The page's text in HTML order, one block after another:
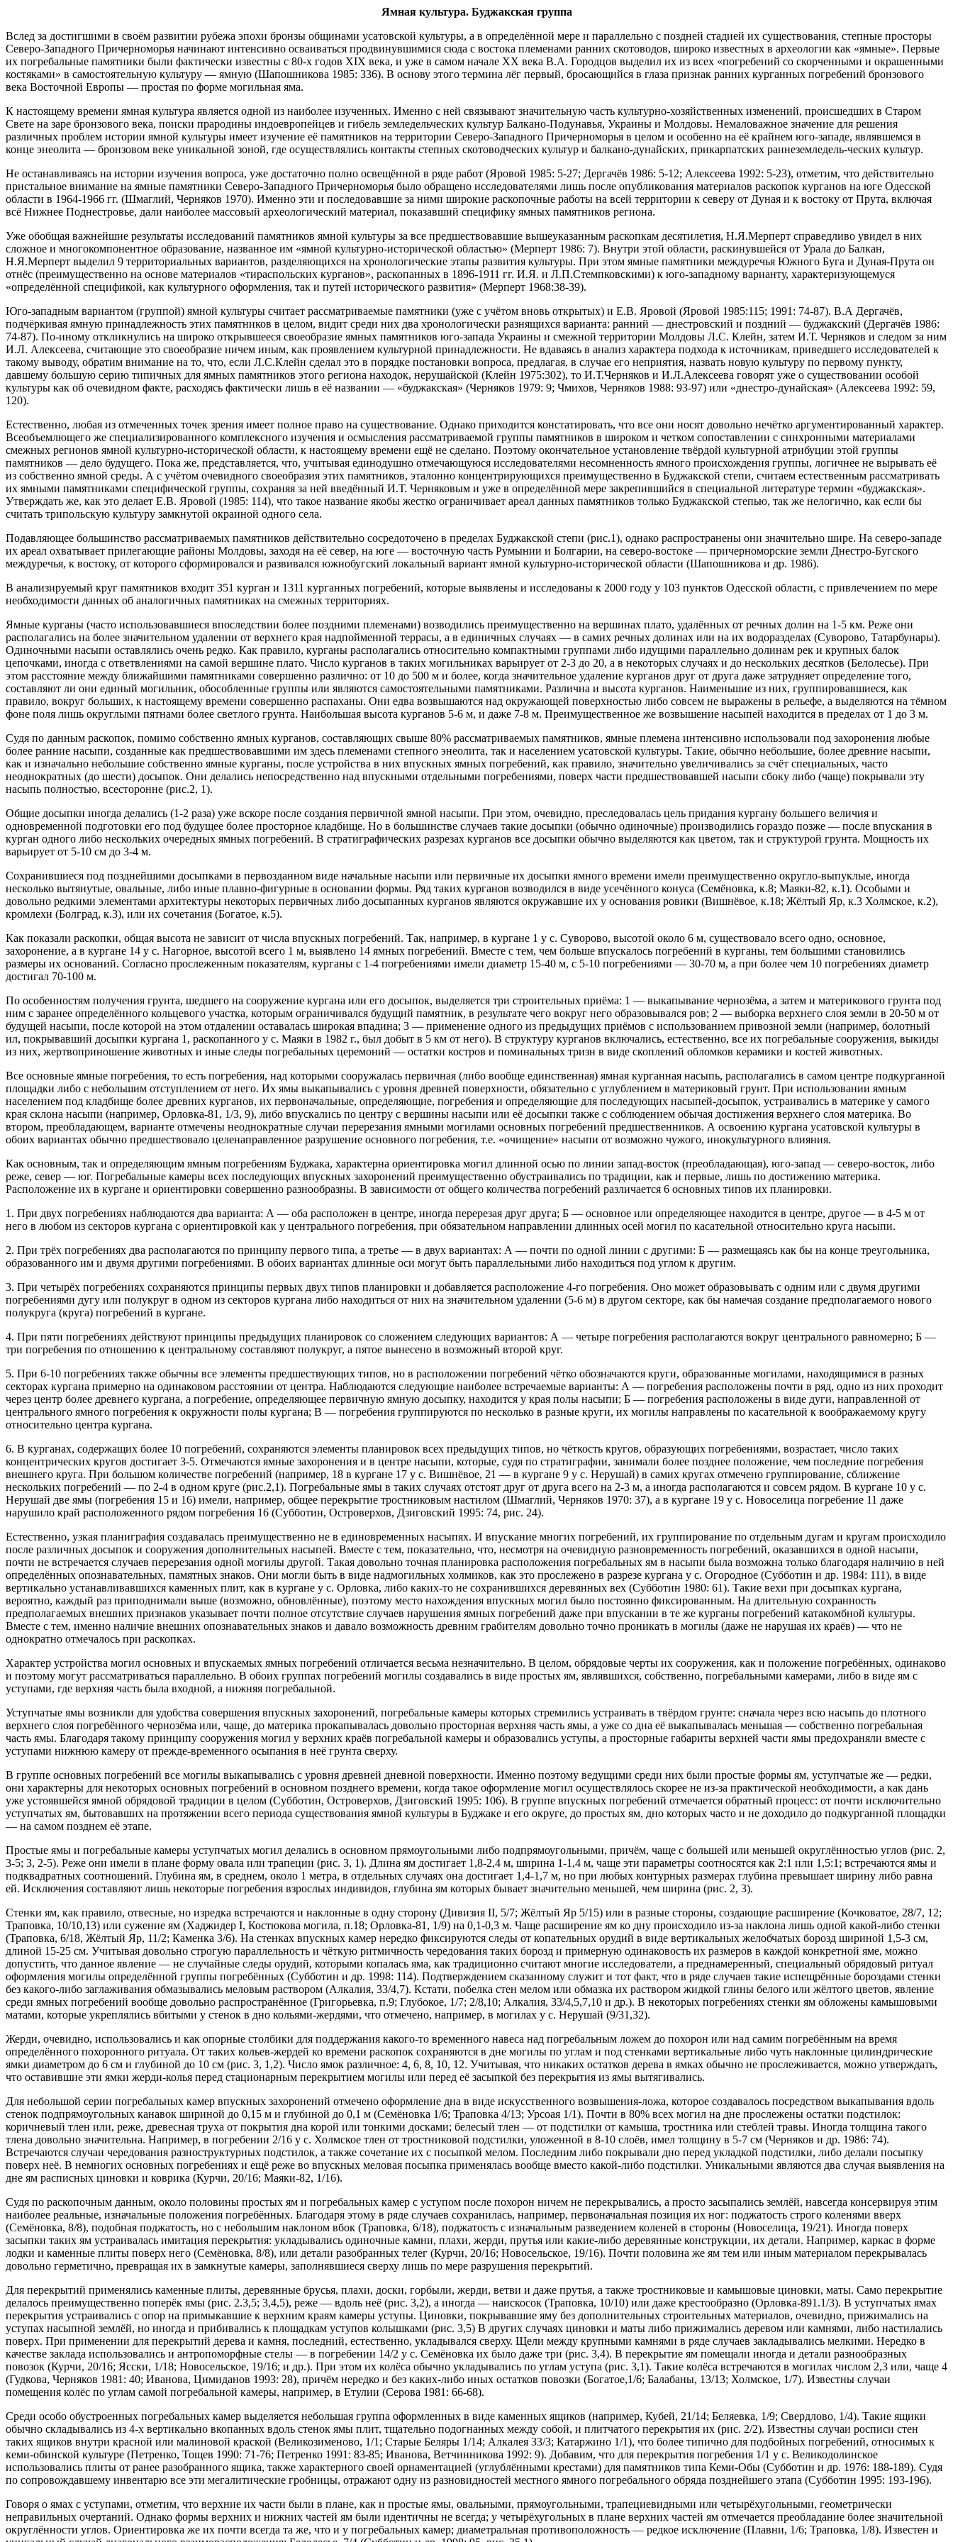
Ямная культура. Буджакская группа
Вслед за достигшими в своём развитии рубежа эпохи бронзы общинами усатовской культуры, а в определённой мере и параллельно с поздней стадией их существования, степные просторы
Северо-Западного Причерноморья начинают интенсивно осваиваться продвинувшимися сюда с востока племенами ранних скотоводов, широко известных в археологии как «ямные». Первые
их погребальные памятники были фактически известны с 80-х годов XIX века, и уже в самом начале XX века В.А. Городцов выделил их из всех «погребений со скорченными и окрашенными
костяками» в самостоятельную культуру — ямную (Шапошникова 1985: 336). В основу этого термина лёг первый, бросающийся в глаза признак ранних курганных погребений бронзового
века Восточной Европы — простая по форме могильная яма.
К настоящему времени ямная культура является одной из наиболее изученных. Именно с ней связывают значительную часть культурно-хозяйственных изменений, происшедших в Старом
Свете на заре бронзового века, поиски прародины индоевропейцев и гибель земледельческих культур Балкано-Подунавья, Украины и Молдовы. Немаловажное значение для решения
различных проблем истории ямной культуры имеет изучение её памятников на территории Северо-Западного Причерноморья в целом и особенно на её крайнем юго-западе, являвшемся в
конце энеолита — бронзовом веке уникальной зоной, где осуществлялись контакты степных скотоводческих культур и балкано-дунайских, прикарпатских раннеземледель-ческих культур.
Не останавливаясь на истории изучения вопроса, уже достаточно полно освещённой в ряде работ (Яровой 1985: 5-27; Дергачёв 1986: 5-12; Алексеева 1992: 5-23), отметим, что действительно
пристальное внимание на ямные памятники Северо-Западного Причерноморья было обращено исследователями лишь после опубликования материалов раскопок курганов на юге Одесской
области в 1964-1966 гг. (Шмаглий, Черняков 1970). Именно эти и последовавшие за ними широкие раскопочные работы на всей территории к северу от Дуная и к востоку от Прута, включая
всё Нижнее Поднестровье, дали наиболее массовый археологический материал, показавший специфику ямных памятников региона.
Уже обобщая важнейшие результаты исследований памятников ямной культуры за все предшествовавшие вышеуказанным раскопкам десятилетия, Н.Я.Мерперт справедливо увидел в них
сложное и многокомпонентное образование, названное им «ямной культурно-исторической областью» (Мерперт 1986: 7). Внутри этой области, раскинувшейся от Урала до Балкан,
Н.Я.Мерперт выделил 9 территориальных вариантов, разделяющихся на хронологические этапы развития культуры. При этом ямные памятники междуречья Южного Буга и Дуная-Прута он
отнёс (преимущественно на основе материалов «тираспольских курганов», раскопанных в 1896-1911 гг. И.Я. и Л.П.Стемпковскими) к юго-западному варианту, характеризующемуся
«определённой спецификой, как культурного оформления, так и путей исторического развития» (Мерперт 1968:38-39).
Юго-западным вариантом (группой) ямной культуры считает рассматриваемые памятники (уже с учётом вновь открытых) и Е.В. Яровой (Яровой 1985:115; 1991: 74-87). В.А Дергачёв,
подчёркивая ямную принадлежность этих памятников в целом, видит среди них два хронологически разнящихся варианта: ранний — днестровский и поздний — буджакский (Дергачёв 1986:
74-87). По-иному откликнулись на широко открывшееся своеобразие ямных памятников юго-запада Украины и смежной территории Молдовы Л.С. Клейн, затем И.Т. Черняков и следом за ним
И.Л. Алексеева, считающие это своеобразие ничем иным, как проявлением культурной принадлежности. Не вдаваясь в анализ характера подхода к источникам, приведшего исследователей к
такому выводу, обратим внимание на то, что, если Л.С.Клейн сделал это в порядке постановки вопроса, предлагая, в случае его неприятия, назвать новую культуру по первому пункту,
давшему большую серию типичных для ямных памятников этого региона находок, нерушайской (Клейн 1975:302), то И.Т.Черняков и И.Л.Алексеева говорят уже о существовании особой
культуры как об очевидном факте, расходясь фактически лишь в её названии — «буджакская» (Черняков 1979: 9; Чмихов, Черняков 1988: 93-97) или «днестро-дунайская» (Алексеева 1992: 59,
120).
Естественно, любая из отмеченных точек зрения имеет полное право на существование. Однако приходится констатировать, что все они носят довольно нечётко аргументированный характер.
Всеобъемлющего же специализированного комплексного изучения и осмысления рассматриваемой группы памятников в широком и четком сопоставлении с синхронными материалами
смежных регионов ямной культурно-исторической области, к настоящему времени ещё не сделано. Поэтому окончательное установление твёрдой культурной атрибуции этой группы
памятников — дело будущего. Пока же, представляется, что, учитывая единодушно отмечающуюся исследователями несомненность ямного происхождения группы, логичнее не вырывать её
из собственно ямной среды. А с учётом очевидного своеобразия этих памятников, эталонно концентрирующихся преимущественно в Буджакской степи, считаем естественным рассматривать
их ямными памятниками специфической группы, сохраняя за ней введённый И.Т. Черняковым и уже в определённой мере закрепившийся в специальной литературе термин «буджакская».
Утверждать же, как это делает Е.В. Яровой (1985: 114), что такое название якобы жестко ограничивает ареал данных памятников только Буджакской степью, так же нелогично, как если бы
считать трипольскую культуру замкнутой окраиной одного села.
Подавляющее большинство рассматриваемых памятников действительно сосредоточено в пределах Буджакской степи (рис.1), однако распространены они значительно шире. На северо-западе
их ареал охватывает прилегающие районы Молдовы, заходя на её север, на юге — восточную часть Румынии и Болгарии, на северо-востоке — причерноморские земли Днестро-Бугского
междуречья, к востоку, от которого сформировался и развивался южнобугский локальный вариант ямной культурно-исторической области (Шапошникова и др. 1986).
В анализируемый круг памятников входит 351 курган и 1311 курганных погребений, которые выявлены и исследованы к 2000 году у 103 пунктов Одесской области, с привлечением по мере
необходимости данных об аналогичных памятниках на смежных территориях.
Ямные курганы (часто использовавшиеся впоследствии более поздними племенами) возводились преимущественно на вершинах плато, удалённых от речных долин на 1-5 км. Реже они
располагались на более значительном удалении от верхнего края надпойменной террасы, а в единичных случаях — в самих речных долинах или на их водоразделах (Суворово, Татарбунары).
Одиночными насыпи оставлялись очень редко. Как правило, курганы располагались относительно компактными группами либо идущими параллельно долинам рек и крупных балок
цепочками, иногда с ответвлениями на самой вершине плато. Число курганов в таких могильниках варьирует от 2-3 до 20, а в некоторых случаях и до нескольких десятков (Белолесье). При
этом расстояние между ближайшими памятниками совершенно различно: от 10 до 500 м и более, когда значительное удаление курганов друг от друга даже затрудняет определение того,
составляют ли они единый могильник, обособленные группы или являются самостоятельными памятниками. Различна и высота курганов. Наименьшие из них, группировавшиеся, как
правило, вокруг больших, к настоящему времени совершенно распаханы. Они едва возвышаются над окружающей поверхностью либо совсем не выражены в рельефе, а выделяются на тёмном
фоне поля лишь округлыми пятнами более светлого грунта. Наибольшая высота курганов 5-6 м, и даже 7-8 м. Преимущественное же возвышение насыпей находится в пределах от 1 до 3 м.
Судя по данным раскопок, помимо собственно ямных курганов, составляющих свыше 80% рассматриваемых памятников, ямные племена интенсивно использовали под захоронения любые
более ранние насыпи, созданные как предшествовавшими им здесь племенами степного энеолита, так и населением усатовской культуры. Такие, обычно небольшие, более древние насыпи,
как и изначально небольшие собственно ямные курганы, после устройства в них впускных ямных погребений, как правило, значительно увеличивались за счёт специальных, часто
неоднократных (до шести) досыпок. Они делались непосредственно над впускными отдельными погребениями, поверх части предшествовавшей насыпи сбоку либо (чаще) покрывали эту
насыпь полностью, всесторонне (рис.2, 1).
Общие досыпки иногда делались (1-2 раза) уже вскоре после создания первичной ямной насыпи. При этом, очевидно, преследовалась цель придания кургану большего величия и
одновременной подготовки его под будущее более просторное кладбище. Но в большинстве случаев такие досыпки (обычно одиночные) производились гораздо позже — после впускания в
курган одного либо нескольких очередных ямных погребений. В стратиграфических разрезах курганов все досыпки обычно выделяются как цветом, так и структурой грунта. Мощность их
варьирует от 5-10 см до 3-4 м.
Сохранившиеся под позднейшими досыпками в первозданном виде начальные насыпи или первичные их досыпки ямного времени имели преимущественно округло-выпуклые, иногда
несколько вытянутые, овальные, либо иные плавно-фигурные в основании формы. Ряд таких курганов возводился в виде усечённого конуса (Семёновка, к.8; Маяки-82, к.1). Особыми и
довольно редкими элементами архитектуры некоторых первичных либо досыпанных курганов являются окружавшие их у основания ровики (Вишнёвое, к.18; Жёлтый Яр, к.3 Холмское, к.2),
кромлехи (Болград, к.3), или их сочетания (Богатое, к.5).
Как показали раскопки, общая высота не зависит от числа впускных погребений. Так, например, в кургане 1 у с. Суворово, высотой около 6 м, существовало всего одно, основное,
захоронение, а в кургане 14 у с. Нагорное, высотой всего 1 м, выявлено 14 ямных погребений. Вместе с тем, чем больше впускалось погребений в курганы, тем большими становились
размеры их оснований. Согласно прослеженным показателям, курганы с 1-4 погребениями имели диаметр 15-40 м, с 5-10 погребениями — 30-70 м, а при более чем 10 погребениях диаметр
достигал 70-100 м.
По особенностям получения грунта, шедшего на сооружение кургана или его досыпок, выделяется три строительных приёма: 1 — выкапывание чернозёма, а затем и материкового грунта под
ним с заранее определённого кольцевого участка, которым ограничивался будущий памятник, в результате чего вокруг него образовывался ров; 2 — выборка верхнего слоя земли в 20-50 м от
будущей насыпи, после которой на этом отдалении оставалась широкая впадина; 3 — применение одного из предыдущих приёмов с использованием привозной земли (например, болотный
ил, покрывавший досыпки кургана 1, раскопанного у с. Маяки в 1982 г., был добыт в 5 км от него). В структуру курганов включались, естественно, все их погребальные сооружения, выкиды
из них, жертвоприношение животных и иные следы погребальных церемоний — остатки костров и поминальных тризн в виде скоплений обломков керамики и костей животных.
Все основные ямные погребения, то есть погребения, над которыми сооружалась первичная (либо вообще единственная) ямная курганная насыпь, располагались в самом центре подкурганной
площадки либо с небольшим отступлением от него. Их ямы выкапывались с уровня древней поверхности, обязательно с углублением в материковый грунт. При использовании ямным
населением под кладбище более древних курганов, их первоначальные, определяющие, погребения и определяющие для последующих насыпей-досыпок, устраивались в материке у самого
края склона насыпи (например, Орловка-81, 1/3, 9), либо впускались по центру с вершины насыпи или её досыпки также с соблюдением обычая достижения верхнего слоя материка. Во
втором, преобладающем, варианте отмечены неоднократные случаи перерезания ямными могилами основных погребений предшественников. А освоению кургана усатовской культуры в
обоих вариантах обычно предшествовало целенаправленное разрушение основного погребения, т.е. «очищение» насыпи от возможно чужого, инокультурного влияния.
Как основным, так и определяющим ямным погребениям Буджака, характерна ориентировка могил длинной осью по линии запад-восток (преобладающая), юго-запад — северо-восток, либо
реже, север — юг. Погребальные камеры всех последующих впускных захоронений преимущественно обустраивались по традиции, как и первые, лишь по достижению материка.
Расположение их в кургане и ориентировки совершенно разнообразны. В зависимости от общего количества погребений различается 6 основных типов их планировки.
1. При двух погребениях наблюдаются два варианта: А — оба расположен в центре, иногда перерезая друг друга; Б — основное или определяющее находится в центре, другое — в 4-5 м от
него в любом из секторов кургана с ориентировкой как у центрального погребения, при обязательном направлении длинных осей могил по касательной относительно круга насыпи.
2. При трёх погребениях два располагаются по принципу первого типа, а третье — в двух вариантах: А — почти по одной линии с другими: Б — размещаясь как бы на конце треугольника,
образованного им и двумя другими погребениями. В обоих вариантах длинные оси могут быть параллельными либо находиться под углом к другим.
3. При четырёх погребениях сохраняются принципы первых двух типов планировки и добавляется расположение 4-го погребения. Оно может образовывать с одним или с двумя другими
погребениями дугу или полукруг в одном из секторов кургана либо находиться от них на значительном удалении (5-6 м) в другом секторе, как бы намечая создание предполагаемого нового
полукруга (круга) погребений в кургане.
4. При пяти погребениях действуют принципы предыдущих планировок со сложением следующих вариантов: А — четыре погребения располагаются вокруг центрального равномерно; Б —
три погребения по отношению к центральному составляют полукруг, а пятое вынесено в возможный второй круг.
5. При 6-10 погребениях также обычны все элементы предшествующих типов, но в расположении погребений чётко обозначаются круги, образованные могилами, находящимися в разных
секторах кургана примерно на одинаковом расстоянии от центра. Наблюдаются следующие наиболее встречаемые варианты: А — погребения расположены почти в ряд, одно из них проходит
через центр более древнего кургана, а погребение, определяющее первичную ямную досыпку, находится у края полы насыпи; Б — погребения расположены в виде дуги, направленной от
центрального ямного погребения к окружности полы кургана; В — погребения группируются по несколько в разные круги, их могилы направлены по касательной к воображаемому кругу
относительно центра кургана.
6. В курганах, содержащих более 10 погребений, сохраняются элементы планировок всех предыдущих типов, но чёткость кругов, образующих погребениями, возрастает, число таких
концентрических кругов достигает 3-5. Отмечаются ямные захоронения и в центре насыпи, которые, судя по стратиграфии, занимали более позднее положение, чем последние погребения
внешнего круга. При большом количестве погребений (например, 18 в кургане 17 у с. Вишнёвое, 21 — в кургане 9 у с. Нерушай) в самих кругах отмечено группирование, сближение
нескольких погребений — по 2-4 в одном круге (рис.2,1). Погребальные ямы в таких случаях отстоят друг от друга всего на 2-3 м, а иногда располагаются и совсем рядом. В кургане 10 у с.
Нерушай две ямы (погребения 15 и 16) имели, например, общее перекрытие тростниковым настилом (Шмаглий, Черняков 1970: 37), а в кургане 19 у с. Новоселица погребение 11 даже
нарушило край расположенного рядом погребения 16 (Субботин, Островерхов, Дзиговский 1995: 74, рис. 24).
Естественно, узкая планиграфия создавалась преимущественно не в единовременных насыпях. И впускание многих погребений, их группирование по отдельным дугам и кругам происходило
после различных досыпок и сооружения дополнительных насыпей. Вместе с тем, показательно, что, несмотря на очевидную разновременность погребений, оказавшихся в одной насыпи,
почти не встречается случаев перерезания одной могилы другой. Такая довольно точная планировка расположения погребальных ям в насыпи была возможна только благодаря наличию в ней
определённых опознавательных, памятных знаков. Они могли быть в виде надмогильных холмиков, как это прослежено в разрезе кургана у с. Огородное (Субботин и др. 1984: 111), в виде
вертикально устанавливавшихся каменных плит, как в кургане у с. Орловка, либо каких-то не сохранившихся деревянных вех (Субботин 1980: 61). Такие вехи при досыпках кургана,
вероятно, каждый раз приподнимали выше (возможно, обновлённые), поэтому место нахождения впускных могил было постоянно фиксированным. На длительную сохранность
предполагаемых внешних признаков указывает почти полное отсутствие случаев нарушения ямных погребений даже при впускании в те же курганы погребений катакомбной культуры.
Вместе с тем, именно наличие внешних опознавательных знаков и давало возможность древним грабителям довольно точно проникать в могилы (даже не нарушая их краёв) — что не
однократно отмечалось при раскопках.
Характер устройства могил основных и впускаемых ямных погребений отличается весьма незначительно. В целом, обрядовые черты их сооружения, как и положение погребённых, одинаково
и поэтому могут рассматриваться параллельно. В обоих группах погребений могилы создавались в виде простых ям, являвшихся, собственно, погребальными камерами, либо в виде ям с
уступами, где верхняя часть была входной, а нижняя погребальной.
Уступчатые ямы возникли для удобства совершения впускных захоронений, погребальные камеры которых стремились устраивать в твёрдом грунте: сначала через всю насыпь до плотного
верхнего слоя погребённого чернозёма или, чаще, до материка прокапывалась довольно просторная верхняя часть ямы, а уже со дна её выкапывалась меньшая — собственно погребальная
часть ямы. Благодаря такому принципу сооружения могил у верхних краёв погребальной камеры и образовались уступы, а просторные габариты верхней части ямы предохраняли вместе с
уступами нижнюю камеру от прежде-временного осыпания в неё грунта сверху.
В группе основных погребений все могилы выкапывались с уровня древней дневной поверхности. Именно поэтому ведущими среди них были простые формы ям, уступчатые же — редки,
они характерны для некоторых основных погребений в основном позднего времени, когда такое оформление могил осуществлялось скорее не из-за практической необходимости, а как дань
уже устоявшейся ямной обрядовой традиции в целом (Субботин, Островерхов, Дзиговский 1995: 106). В группе впускных погребений отмечается обратный процесс: от почти исключительно
уступчатых ям, бытовавших на протяжении всего периода существования ямной культуры в Буджаке и его округе, до простых ям, дно которых часто и не доходило до подкурганной площадки
— на самом позднем её этапе.
Простые ямы и погребальные камеры уступчатых могил делались в основном прямоугольными либо подпрямоугольными, причём, чаще с большей или меньшей округлённостью углов (рис. 2,
3-5; 3, 2-5). Реже они имели в плане форму овала или трапеции (рис. 3, 1). Длина ям достигает 1,8-2,4 м, ширина 1-1,4 м, чаще эти параметры соотносятся как 2:1 или 1,5:1; встречаются ямы и
подквадратных соотношений. Глубина ям, в среднем, около 1 метра, в отдельных случаях она достигает 1,4-1,7 м, но при любых контурных размерах глубина превышает ширину либо равна
ей. Исключения составляют лишь некоторые погребения взрослых индивидов, глубина ям которых бывает значительно меньшей, чем ширина (рис. 2, 3).
Стенки ям, как правило, отвесные, но изредка встречаются и наклонные в одну сторону (Дивизия II, 5/7; Жёлтый Яр 5/15) или в разные стороны, создающие расширение (Кочковатое, 28/7, 12;
Траповка, 10/10,13) или сужение ям (Хаджидер I, Костюкова могила, п.18; Орловка-81, 1/9) на 0,1-0,3 м. Чаще расширение ям ко дну происходило из-за наклона лишь одной какой-либо стенки
(Траповка, 6/18, Жёлтый Яр, 11/2; Каменка 3/6). На стенках впускных камер нередко фиксируются следы от копательных орудий в виде вертикальных желобчатых борозд шириной 1,5-3 см,
длиной 15-25 см. Учитывая довольно строгую параллельность и чёткую ритмичность чередования таких борозд и примерную одинаковость их размеров в каждой конкретной яме, можно
допустить, что данное явление — не случайные следы орудий, которыми копалась яма, как традиционно считают многие исследователи, а преднамеренный, специальный обрядовый ритуал
оформления могилы определённой группы погребённых (Субботин и др. 1998: 114). Подтверждением сказанному служит и тот факт, что в ряде случаев такие испещрённые бороздами стенки
без какого-либо заглаживания обмазывались меловым раствором (Алкалия, 33/4,7). Кстати, побелка стен мелом или обмазка их раствором жидкой глины белого или жёлтого цветов, явление
среди ямных погребений вообще довольно распространённое (Григорьевка, п.9; Глубокое, 1/7; 2/8,10; Алкалия, 33/4,5,7,10 и др.). В некоторых погребениях стенки ям обложены камышовыми
матами, которые укреплялись вбитыми у стенок в дно кольями-жердями, что отмечено, например, в могилах у с. Нерушай (9/31,32).
Жерди, очевидно, использовались и как опорные столбики для поддержания какого-то временного навеса над погребальным ложем до похорон или над самим погребённым на время
определённого похоронного ритуала. От таких кольев-жердей ко времени раскопок сохраняются в дне могилы по углам и под стенками вертикальные либо чуть наклонные цилиндрические
ямки диаметром до 6 см и глубиной до 10 см (рис. 3, 1,2). Число ямок различное: 4, 6, 8, 10, 12. Учитывая, что никаких остатков дерева в ямках обычно не прослеживается, можно утверждать,
что оставившие эти ямки жерди-колья перед стационарным перекрытием могилы или перед её засыпкой без перекрытия из ямы вытягивались.
Для небольшой серии погребальных камер впускных захоронений отмечено оформление дна в виде искусственного возвышения-ложа, которое создавалось посредством выкапывания вдоль
стенок подпрямоугольных канавок шириной до 0,15 м и глубиной до 0,1 м (Семёновка 1/6; Траповка 4/13; Урсоая 1/1). Почти в 80% всех могил на дне прослежены остатки подстилок:
коричневый тлен или, реже, древесная труха от покрытия дна корой или тонкими досками; белесый тлен — от подстилки от камыша, тростника или стеблей травы. Иногда толщина такого
тлена довольно значительна. Например, в погребении 2/16 у с. Холмское тлен от тростниковой подстилки, уложенной в 8-10 слоёв, имел толщину в 5-7 см (Черняков и др. 1986: 74).
Встречаются случаи чередования разноструктурных подстилок, а также сочетание их с посыпкой мелом. Последним либо покрывали дно перед укладкой подстилки, либо делали посыпку
поверх неё. В немногих основных погребениях и ещё реже во впускных меловая посыпка применялась вообще вместо какой-либо подстилки. Уникальными являются два случая выявления на
дне ям расписных циновки и коврика (Курчи, 20/16; Маяки-82, 1/16).
Судя по раскопочным данным, около половины простых ям и погребальных камер с уступом после похорон ничем не перекрывались, а просто засыпались землёй, навсегда консервируя этим
наиболее реальные, изначальные положения погребённых. Благодаря этому в ряде случаев сохранилась, например, первоначальная позиция их ног: поджатость строго коленями вверх
(Семёновка, 8/8), подобная поджатость, но с небольшим наклоном вбок (Траповка, 6/18), поджатость с изначальным разведением коленей в стороны (Новоселица, 19/21). Иногда поверх
засыпки таких ям устраивалась имитация перекрытия: укладывались одиночные камни, плахи, жерди, прутья или какие-либо деревянные конструкции, их детали. Например, каркас в форме
лодки и каменные плиты поверх него (Семёновка, 8/8), или детали разобранных телег (Курчи, 20/16; Новосельское, 19/16). Почти половина же ям тем или иным материалом перекрывалась
довольно герметично, превращая их в замкнутые камеры, заполнявшиеся сверху лишь по мере разрушения перекрытий.
Для перекрытий применялись каменные плиты, деревянные брусья, плахи, доски, горбыли, жерди, ветви и даже прутья, а также тростниковые и камышовые циновки, маты. Само перекрытие
делалось преимущественно поперёк ямы (рис. 2.3,5; 3,4,5), реже — вдоль неё (рис. 3,2), а иногда — наискосок (Траповка, 10/10) или даже крестообразно (Орловка-891.1/3). В уступчатых ямах
перекрытия устраивались с опор на примыкавшие к верхним краям камеры уступы. Циновки, покрывавшие яму без дополнительных строительных материалов, очевидно, прижимались на
уступах насыпной землёй, но иногда и прибивались к площадкам уступов колышками (рис. 3,5) В других случаях циновки и маты либо прижимались деревом или камнями, либо настилались
поверх. При применении для перекрытий дерева и камня, последний, естественно, укладывался сверху. Щели между крупными камнями в ряде случаев закладывались мелкими. Нередко в
качестве заклада использовались и антропоморфные стелы — в погребении 14/2 у с. Семёновка их было даже три (рис. 3,4). В перекрытие ям помещали иногда и детали разнообразных
повозок (Курчи, 20/16; Ясски, 1/18; Новосельское, 19/16; и др.). При этом их колёса обычно укладывались по углам уступа (рис. 3,1). Такие колёса встречаются в могилах числом 2,3 или, чаще 4
(Гудкова, Черняков 1981: 40; Иванова, Цимиданов 1993: 28), причём нередко и без каких-либо иных остатков повозки (Богатое,1/6; Балабаны, 13/13; Холмское, 1/7). Известны случаи
помещения колёс по углам самой погребальной камеры, например, в Етулии (Серова 1981: 66-68).
Среди особо обустроенных погребальных камер выделяется небольшая группа оформленных в виде каменных ящиков (например, Кубей, 21/14; Беляевка, 1/9; Свердлово, 1/4). Такие ящики
обычно складывались из 4-х вертикально вкопанных вдоль стенок ямы плит, тщательно подогнанных между собой, и плитчатого перекрытия их (рис. 2/2). Известны случаи росписи стен
таких ящиков внутри красной или малиновой краской (Великозименово, 1/1; Старые Беляры 1/14; Алкалея 33/3; Катаржино 1/1), что более типично для подбойных погребений, относимых к
кеми-обинской культуре (Петренко, Тощев 1990: 71-76; Петренко 1991: 83-85; Иванова, Ветчинникова 1992: 9). Добавим, что для перекрытия погребения 1/1 у с. Великодолинское
использовались плиты от ранее разобранного ящика, также характерного своей орнаментацией (углублёнными крестами) для памятников типа Кеми-Обы (Субботин и др. 1976: 188-189). Судя
по сопровождавшему инвентарю все эти мегалитические гробницы, отражают одну из разновидностей местного ямного погребального обряда позднейшего этапа (Субботин 1995: 193-196).
Говоря о ямах с уступами, отметим, что верхние их части были в плане, как и простые ямы, овальными, прямоугольными, трапециевидными или четырёхугольными, геометрически
неправильных очертаний. Однако формы верхних и нижних частей ям были идентичны не всегда; у четырёхугольных в плане верхних частей ям отмечается преобладание более значительной
округлённости углов. Ориентировка же их почти всегда та же, что и у погребальных камер; диаметральная противоположность — редкое исключение (Плавни, 1/6; Траповка, 1/8). Известен и